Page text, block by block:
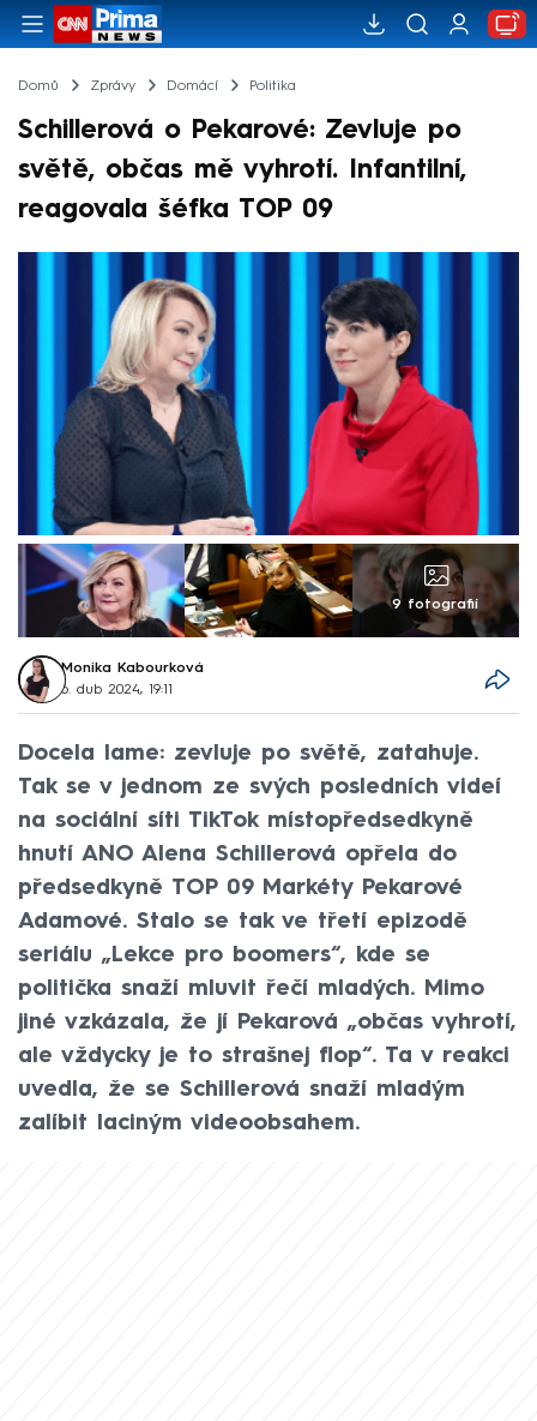
Domů Zprávy Domácí Politika
Schillerová o Pekarové: Zevluje po
světě, občas mě vyhrotí. Infantilní,
reagovala šéfka TOP 09
9 fotografií
Monika Kabourková
6. dub 2024, 19:11
Docela lame: zevluje po světě, zatahuje.
Tak se v jednom ze svých posledních videí
na sociální síti TikTok místopředsedkyně
hnutí ANO Alena Schillerová opřela do
předsedkyně TOP 09 Markéty Pekarové
Adamové. Stalo se tak ve třetí epizodě
seriálu „Lekce pro boomers“, kde se
politička snaží mluvit řečí mladých. Mimo
jiné vzkázala, že jí Pekarová „občas vyhrotí,
ale vždycky je to strašnej flop“. Ta v reakci
uvedla, že se Schillerová snaží mladým
zalíbit laciným videoobsahem.